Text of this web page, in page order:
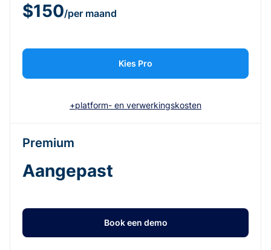
$150/per maand
Kies Pro
+platform- en verwerkingskosten
Premium
Aangepast
Book een demo